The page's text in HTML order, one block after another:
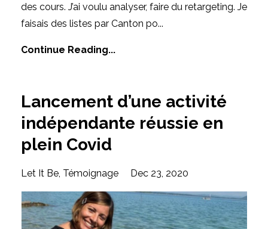
des cours. J’ai voulu analyser, faire du retargeting. Je
faisais des listes par Canton po...
Continue Reading...
Lancement d’une activité
indépendante réussie en
plein Covid
Let It Be Témoignage Dec 23, 2020